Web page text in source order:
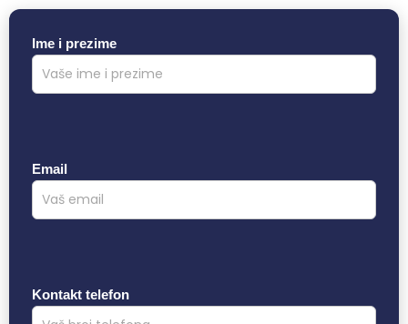
Ime i prezime
Email
Kontakt telefon